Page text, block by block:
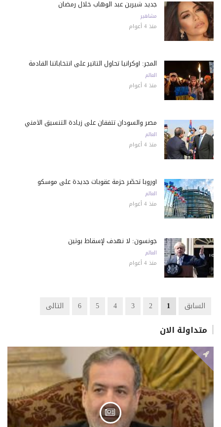
جديد شيرين عبد الوهاب خلال رمضان
مشاهير
منذ 4 أعوام
المجر: أوكرانيا تحاول التأثير على انتخاباتنا القادمة
العالم
منذ 4 أعوام
مصر والسودان تتفقان على زيادة التنسيق الأمني
العالم
منذ 4 أعوام
أوروبا تحضّر حزمة عقوبات جديدة على موسكو
العالم
منذ 4 أعوام
جونسون: لا نهدف لإسقاط بوتين
العالم
منذ 4 أعوام
السابق 1
2
3
4
5
6 التالى
متداولة الان